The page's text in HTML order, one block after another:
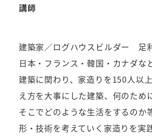
講師
建築家／ログハウスビルダー 足
日本・フランス・韓国・カナダな
建築に関わり、家造りを150人以
え方を大事にした建築、何のため
そこでどのような生活をするのか
形・技術を考えていく家造りを実